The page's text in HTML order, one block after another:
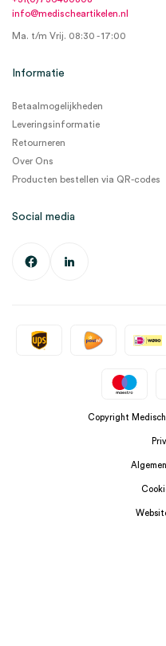
info@medischeartikelen.nl
Ma. t/m Vrij. 08:30 - 17:00
Informatie
Betaalmogelijkheden
Leveringsinformatie
Retourneren
Over Ons
Producten bestellen via QR-codes
Social media
Copyright